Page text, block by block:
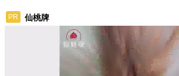
PR 仙桃牌